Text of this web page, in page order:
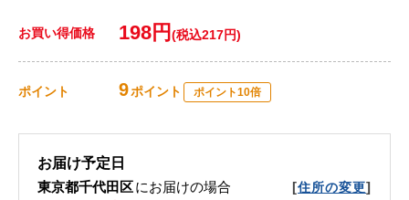
お買い得価格 198円 (税込217円)
ポイント 9ポイント ポイント10倍
お届け予定日
東京都千代田区にお届けの場合 [住所の変更]